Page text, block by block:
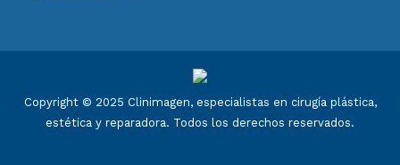
Copyright © 2025 Clinimagen, especialistas en cirugía plástica,
estética y reparadora. Todos los derechos reservados.